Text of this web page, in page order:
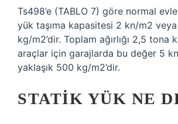
Ts498’e (TABLO 7) göre normal
yük taşıma kapasitesi 2 kn/m2
kg/m2’dir. Toplam ağırlığı 2,5 tona
araçlar için garajlarda bu değer 5
yaklaşık 500 kg/m2’dir.
STATIK YÜK NE